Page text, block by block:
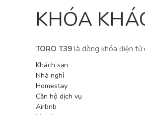
KHÓA
TORO T39 là dòng khóa điện tử
Khách sạn
Nhà nghỉ
Homestay
Căn hộ dịch vụ
Airbnb